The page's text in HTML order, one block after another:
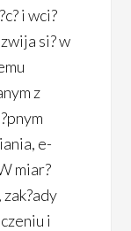
i wci?
si? w
z
e-
miar?
i